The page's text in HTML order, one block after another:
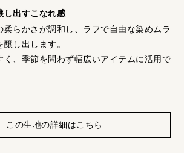
し出すこなれ感
柔らかさが調和し、ラフで自由な染めムラ
し出します。
く、季節を問わず幅広いアイテムに活用で
この生地の詳細はこちら